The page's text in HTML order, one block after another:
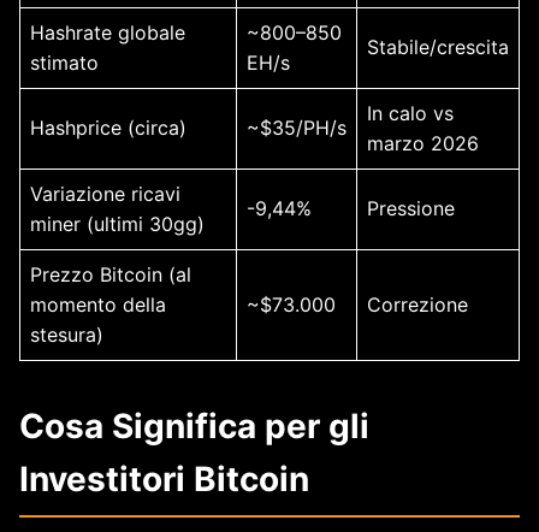
Hashrate globale
stimato
~800–850
EH/s
Stabile/crescita
Hashprice (circa) ~$35/PH/s
In calo vs
marzo 2026
Variazione ricavi
miner (ultimi 30gg)
-9,44% Pressione
Prezzo Bitcoin (al
momento della
stesura)
~$73.000 Correzione
Cosa Significa per gli
Investitori Bitcoin